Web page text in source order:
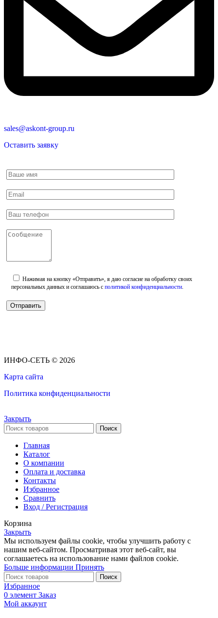
sales@askont-group.ru
Оставить заявку
Нажимая на кнопку «Отправить», я даю согласие на обработку своих
персональных данных и соглашаюсь с политикой конфиденциальности.
ИНФО-СЕТЬ © 2026
Карта сайта
Политика конфиденциальности
Закрыть
Поиск
Главная
Каталог
О компании
Оплата и доставка
Контакты
Избранное
Сравнить
Вход / Регистрация
Корзина
Закрыть
Мы используем файлы cookie, чтобы улучшить работу с
нашим веб-сайтом. Просматривая этот веб-сайт, вы
соглашаетесь на использование нами файлов cookie.
Больше информации Принять
Поиск
Избранное
0 элемент Заказ
Мой аккаунт